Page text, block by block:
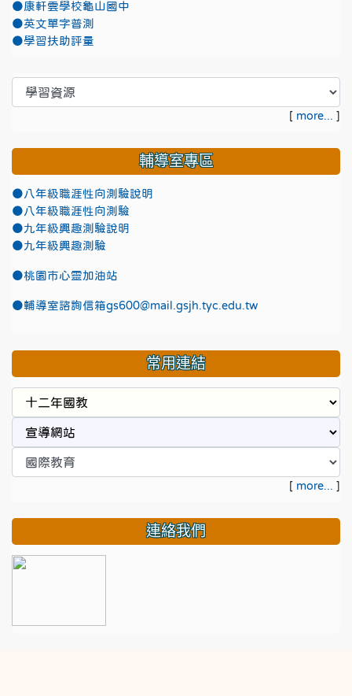
●康軒雲學校龜山國中
●英文單字普測
●學習扶助評量
[ more... ]
輔導室專區
●八年級職涯性向測驗說明
●八年級職涯性向測驗
●九年級興趣測驗說明
●九年級興趣測驗
●桃園市心靈加油站
●輔導室諮詢信箱gs600@mail.gsjh.tyc.edu.tw
常用連結
[ more... ]
連絡我們